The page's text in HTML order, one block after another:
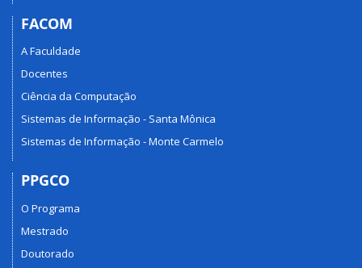
FACOM
A Faculdade
Docentes
Ciência da Computação
Sistemas de Informação - Santa Mônica
Sistemas de Informação - Monte Carmelo
PPGCO
O Programa
Mestrado
Doutorado